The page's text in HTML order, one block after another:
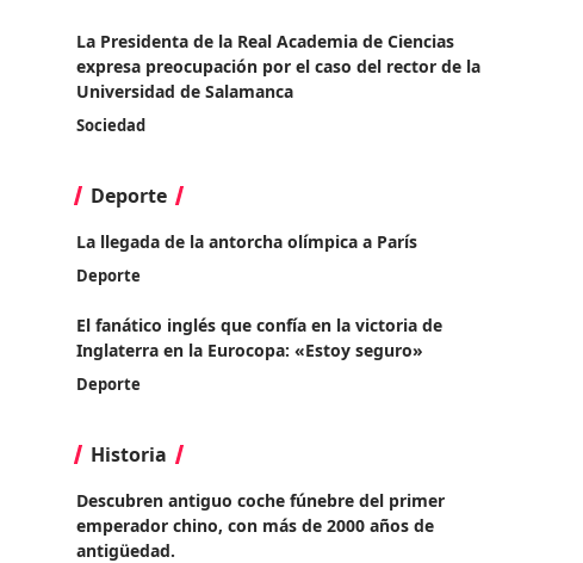
La Presidenta de la Real Academia de Ciencias
expresa preocupación por el caso del rector de la
Universidad de Salamanca
Sociedad
Deporte
La llegada de la antorcha olímpica a París
Deporte
El fanático inglés que confía en la victoria de
Inglaterra en la Eurocopa: «Estoy seguro»
Deporte
Historia
Descubren antiguo coche fúnebre del primer
emperador chino, con más de 2000 años de
antigüedad.